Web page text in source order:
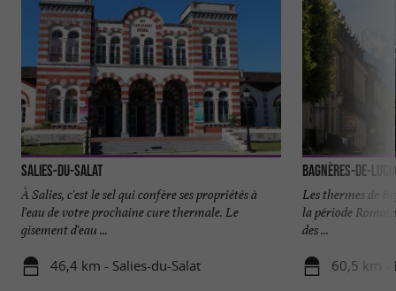
Salies-du-Salat
À Salies, c'est le sel qui confère ses propriétés à
l'eau de votre prochaine cure thermale. Le
gisement d'eau ...
46,4 km - Salies-du-Salat
Bagnères-de-
Les thermes de
la période
des ...
60,5 km -